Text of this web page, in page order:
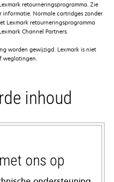
retourneringsprogramma. Zie
informatie. Normale cartridges zonder
Lexmark retourneringsprogramma
Channel Partners.
worden gewijzigd. Lexmark is niet
weglatingen.
inhoud
ons op